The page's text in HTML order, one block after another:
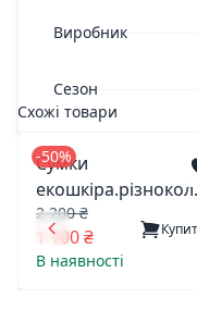
Виробник
Сезон
Схожі товари
-50%
Сумки
777-1 жіноча.турція
2 200 ₴
1 100 ₴
В наявності